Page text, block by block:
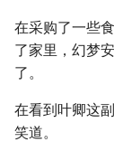
在采购了一些
了家里，幻梦
了。
在看到叶卿这
笑道。